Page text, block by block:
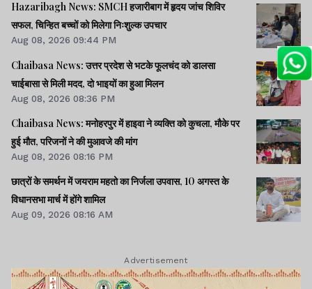
Hazaribagh News: SMCH हजारीबाग में हृदय जांच शिविर
सफल, चिन्हित बच्चों को मिलेगा निःशुल्क उपचार
Aug 08, 2026 09:44 PM
Chaibasa News: उत्तर प्रदेश से भटके फूलचंद को डालसा
चाईबासा से मिली मदद, दो भाइयों का हुआ मिलन
Aug 08, 2026 08:36 PM
Chaibasa News: मनोहरपुर में हाइवा ने व्यक्ति को कुचला, मौके पर
हुई मौत, परिजनों ने की मुआवजे की मांग
Aug 08, 2026 08:16 PM
छात्रों के समर्थन में जयराम महतो का निर्जला उपवास, 10 अगस्त के
विधानसभा मार्च में होंगे शामिल
Aug 09, 2026 08:16 AM
Advertisement